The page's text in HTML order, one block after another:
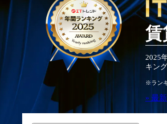
賃
2025
キン
※ラン
» 最